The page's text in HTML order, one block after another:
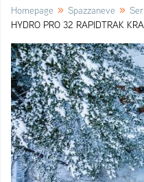
Homepage » Spazzaneve »
HYDRO PRO 32 RAPIDTRAK